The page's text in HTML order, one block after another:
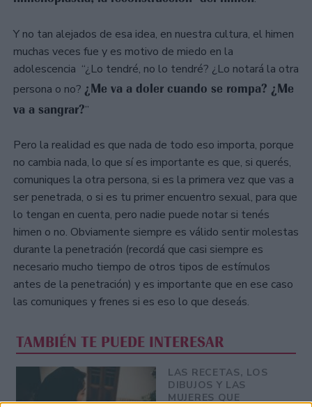
Y no tan alejados de esa idea, en nuestra cultura, el himen
muchas veces fue y es motivo de miedo en la
adolescencia “¿Lo tendré, no lo tendré? ¿Lo notará la otra
persona o no? ¿Me va a doler cuando se rompa? ¿Me
va a sangrar?”
Pero la realidad es que nada de todo eso importa, porque
no cambia nada, lo que sí es importante es que, si querés,
comuniques la otra persona, si es la primera vez que vas a
ser penetrada, o si es tu primer encuentro sexual, para que
lo tengan en cuenta, pero nadie puede notar si tenés
himen o no. Obviamente siempre es válido sentir molestas
durante la penetración (recordá que casi siempre es
necesario mucho tiempo de otros tipos de estímulos
antes de la penetración) y es importante que en ese caso
las comuniques y frenes si es eso lo que deseás.
TAMBIÉN TE PUEDE INTERESAR
LAS RECETAS, LOS
DIBUJOS Y LAS
MUJERES QUE